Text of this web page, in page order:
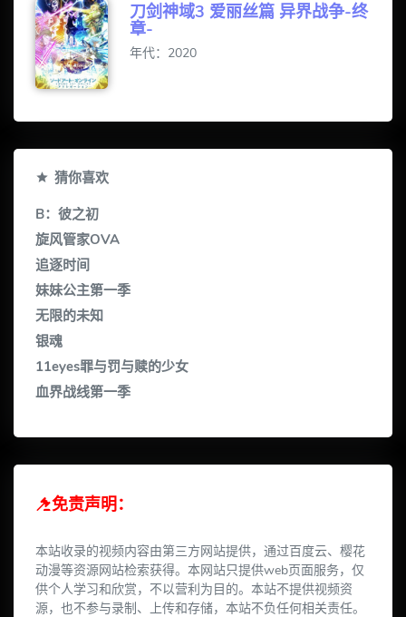
刀剑神域3 爱丽丝篇 异界战争-终
章-
年代：2020
猜你喜欢
B：彼之初
旋风管家OVA
追逐时间
妹妹公主第一季
无限的未知
银魂
11eyes罪与罚与赎的少女
血界战线第一季
免责声明：
本站收录的视频内容由第三方网站提供，通过百度云、樱花
动漫等资源网站检索获得。本网站只提供web页面服务，仅
供个人学习和欣赏，不以营利为目的。本站不提供视频资
源，也不参与录制、上传和存储，本站不负任何相关责任。